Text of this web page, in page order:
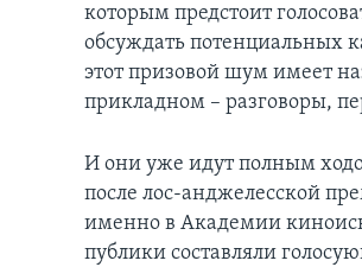
которым предстоит
обсуждать потенциальных
этот призовой шум имеет
прикладном – разговоры,
И они уже идут полным
после лос-анджелесской
именно в Академии
публики составляли